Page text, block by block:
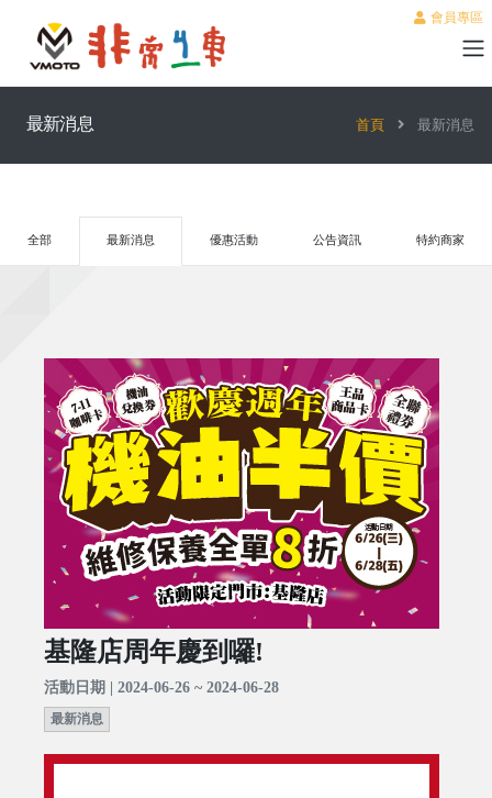
會員專區
最新消息 首頁 最新消息
全部 最新消息 優惠活動 公告資訊 特約商家
基隆店周年慶到囉!
活動日期 | 2024-06-26 ~ 2024-06-28
最新消息